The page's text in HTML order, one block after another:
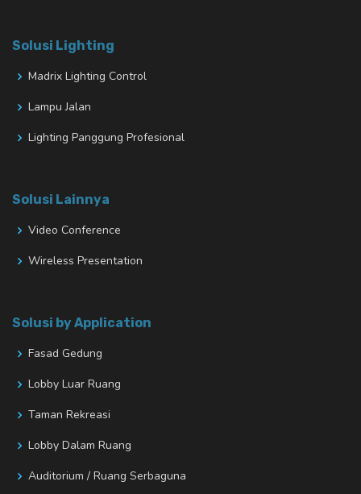
Solusi Lighting
Madrix Lighting Control
Lampu Jalan
Lighting Panggung Profesional
Solusi Lainnya
Video Conference
Wireless Presentation
Solusi by Application
Fasad Gedung
Lobby Luar Ruang
Taman Rekreasi
Lobby Dalam Ruang
Auditorium / Ruang Serbaguna